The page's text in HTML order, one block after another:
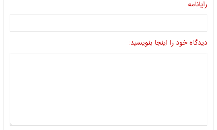
رایانامه
دیدگاه خود را اینجا بنویسید: